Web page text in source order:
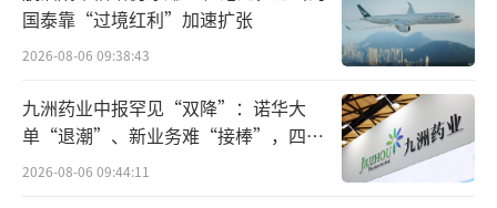
国泰靠“过境红利”加速扩张
2026-08-06 09:38:43
九洲药业中报罕见“双降”：诺华大
单“退潮”、新业务难“接棒”，四大
难关待闯
2026-08-06 09:44:11